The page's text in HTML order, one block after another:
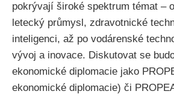
pokrývají široké spektrum témat –
letecký průmysl, zdravotnické
inteligenci, až po vodárenské
vývoj a inovace. Diskutovat se
ekonomické diplomacie jako
ekonomické diplomacie) či